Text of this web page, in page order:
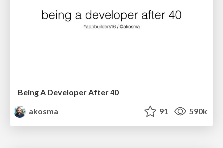
Being A Developer After 40
akosma
91 590k